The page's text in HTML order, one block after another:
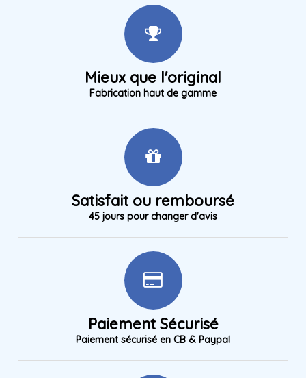
Mieux que l'original
Fabrication haut de gamme
Satisfait ou remboursé
45 jours pour changer d'avis
Paiement Sécurisé
Paiement sécurisé en CB & Paypal